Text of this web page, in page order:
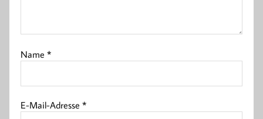
Name*
E-Mail-Adresse*